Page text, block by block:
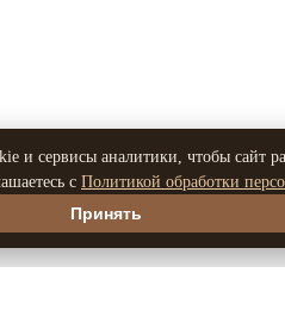
и сервисы аналитики, чтобы сайт
с Политикой обработки
Принять